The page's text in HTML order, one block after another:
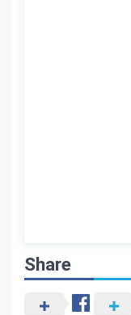
Share